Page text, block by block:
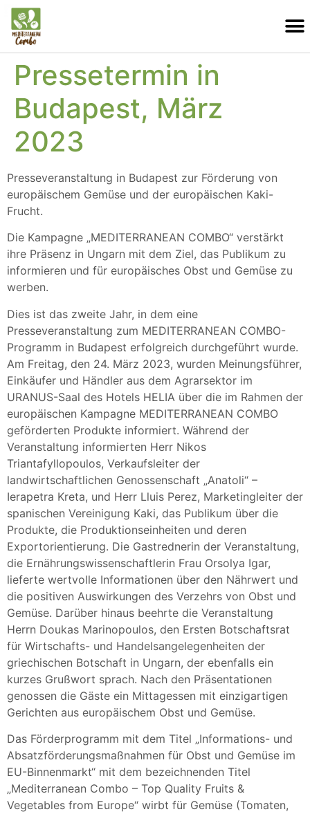
Pressetermin in
Budapest, März
2023
Presseveranstaltung in Budapest zur Förderung von
europäischem Gemüse und der europäischen Kaki-
Frucht.
Die Kampagne „MEDITERRANEAN COMBO“ verstärkt
ihre Präsenz in Ungarn mit dem Ziel, das Publikum zu
informieren und für europäisches Obst und Gemüse zu
werben.
Dies ist das zweite Jahr, in dem eine
Presseveranstaltung zum MEDITERRANEAN COMBO-
Programm in Budapest erfolgreich durchgeführt wurde.
Am Freitag, den 24. März 2023, wurden Meinungsführer,
Einkäufer und Händler aus dem Agrarsektor im
URANUS-Saal des Hotels HELIA über die im Rahmen der
europäischen Kampagne MEDITERRANEAN COMBO
geförderten Produkte informiert. Während der
Veranstaltung informierten Herr Nikos
Triantafyllopoulos, Verkaufsleiter der
landwirtschaftlichen Genossenschaft „Anatoli“ –
Ierapetra Kreta, und Herr Lluis Perez, Marketingleiter der
spanischen Vereinigung Kaki, das Publikum über die
Produkte, die Produktionseinheiten und deren
Exportorientierung. Die Gastrednerin der Veranstaltung,
die Ernährungswissenschaftlerin Frau Orsolya Igar,
lieferte wertvolle Informationen über den Nährwert und
die positiven Auswirkungen des Verzehrs von Obst und
Gemüse. Darüber hinaus beehrte die Veranstaltung
Herrn Doukas Marinopoulos, den Ersten Botschaftsrat
für Wirtschafts- und Handelsangelegenheiten der
griechischen Botschaft in Ungarn, der ebenfalls ein
kurzes Grußwort sprach. Nach den Präsentationen
genossen die Gäste ein Mittagessen mit einzigartigen
Gerichten aus europäischem Obst und Gemüse.
Das Förderprogramm mit dem Titel „Informations- und
Absatzförderungsmaßnahmen für Obst und Gemüse im
EU-Binnenmarkt“ mit dem bezeichnenden Titel
„Mediterranean Combo – Top Quality Fruits &
Vegetables from Europe“ wirbt für Gemüse (Tomaten,